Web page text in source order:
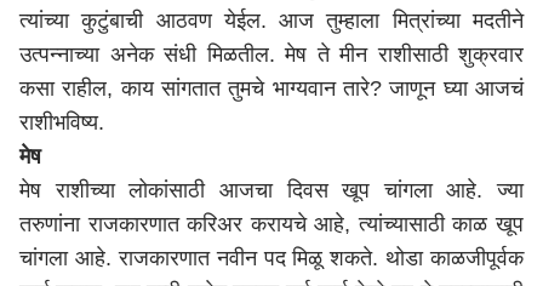
त्यांच्या कुटुंबाची आठवण येईल. आज तुम्हाला मित्रांच्या मदतीने
उत्पन्नाच्या अनेक संधी मिळतील. मेष ते मीन राशीसाठी शुक्रवार
कसा राहील, काय सांगतात तुमचे भाग्यवान तारे? जाणून घ्या आजचं
राशीभविष्य.
मेष
मेष राशीच्या लोकांसाठी आजचा दिवस खूप चांगला आहे. ज्या
तरुणांना राजकारणात करिअर करायचे आहे, त्यांच्यासाठी काळ खूप
चांगला आहे. राजकारणात नवीन पद मिळू शकते. थोडा काळजीपूर्वक